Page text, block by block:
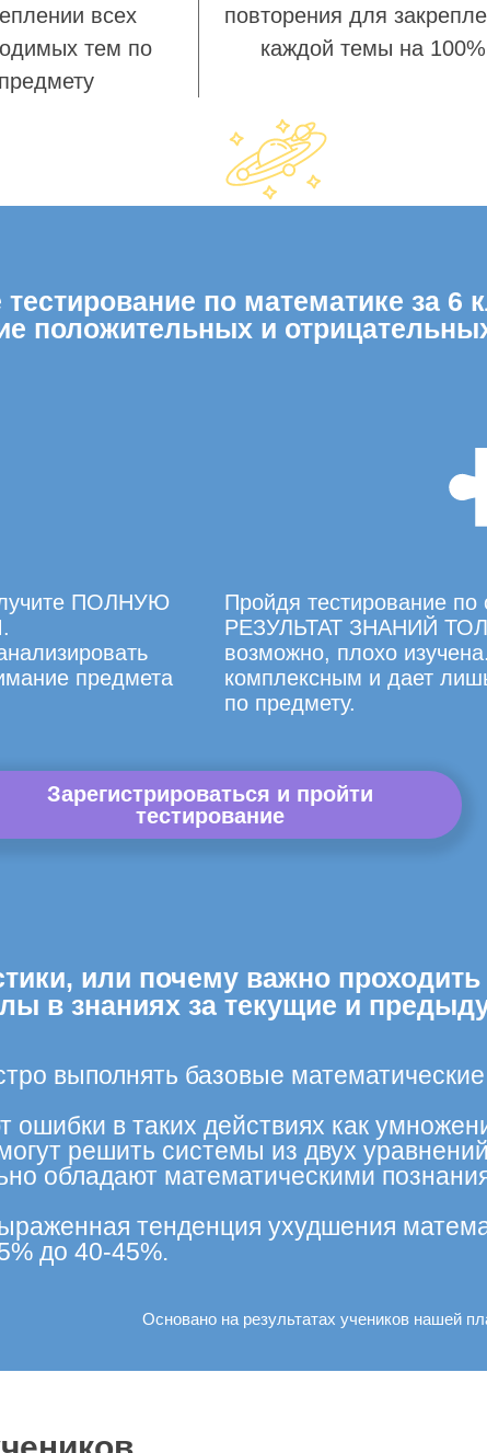
всех
тем по
предмету
повторения для
каждой темы на 100%
по математике за 6
положительных и
ПОЛНУЮ
предмета
Пройдя тестирование
РЕЗУЛЬТАТ ЗНАНИЙ
возможно, плохо
комплексным и дает
по предмету.
Зарегистрироваться и пройти
тестирование
или почему важно
в знаниях за текущие и
выполнять базовые
ошибки в таких действиях как
решить системы из двух
обладают математическими
тенденция ухудшения
до 40-45%.
Основано на результатах учеников нашей